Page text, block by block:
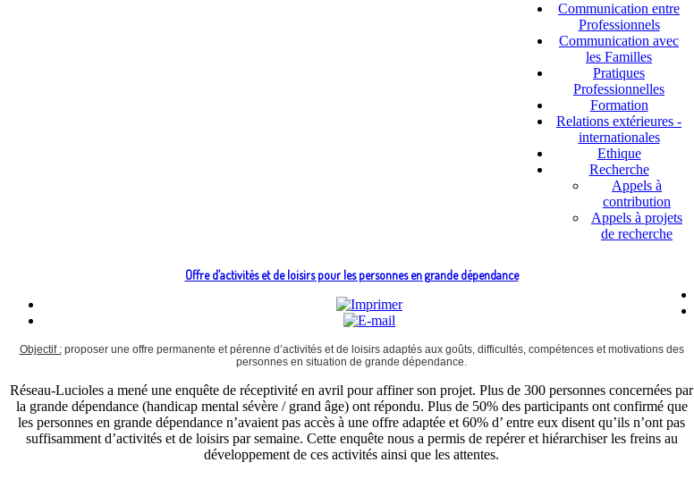
Communication entre
Professionnels
Communication avec
les Familles
Pratiques
Professionnelles
Formation
Relations extérieures -
internationales
Ethique
Recherche
Appels à
contribution
Appels à projets
de recherche
Offre d’activités et de loisirs pour les personnes en grande dépendance
Objectif :proposer une offre permanente et pérenne d’activités et de loisirs adaptés aux goûts, difficultés, compétences et motivations des
personnes en situation de grande dépendance.
Réseau-Lucioles a mené une enquête de réceptivité en avril pour affiner son projet. Plus de 300 personnes concernées par
la grande dépendance (handicap mental sévère / grand âge) ont répondu. Plus de 50% des participants ont confirmé que
les personnes en grande dépendance n’avaient pas accès à une offre adaptée et 60% d’ entre eux disent qu’ils n’ont pas
suffisamment d’activités et de loisirs par semaine. Cette enquête nous a permis de repérer et hiérarchiser les freins au
développement de ces activités ainsi que les attentes.